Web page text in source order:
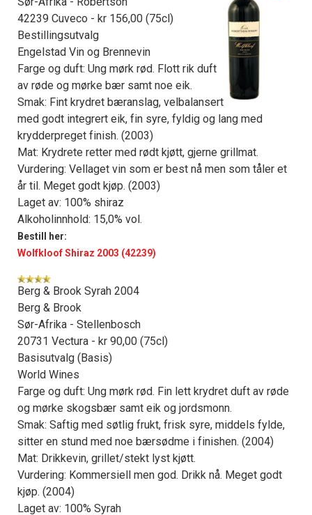
42239 Cuveco - kr 156,00 (75cl)
Bestillingsutvalg
Engelstad Vin og Brennevin
Farge og duft: Ung mørk rød. Flott rik duft
av røde og mørke bær samt noe eik.
Smak: Fint krydret bæranslag, velbalansert
med godt integrert eik, fin syre, fyldig og lang med
krydderpreget finish. (2003)
Mat: Krydrete retter med rødt kjøtt, gjerne grillmat.
Vurdering: Vellaget vin som er best nå men som tåler et
år til. Meget godt kjøp. (2003)
Laget av: 100% shiraz
Alkoholinnhold: 15,0% vol.
Bestill her:
Wolfkloof Shiraz 2003 (42239)
Berg & Brook Syrah 2004
Berg & Brook
Sør-Afrika - Stellenbosch
20731 Vectura - kr 90,00 (75cl)
Basisutvalg (Basis)
World Wines
Farge og duft: Ung mørk rød. Fin lett krydret duft av røde
og mørke skogsbær samt eik og jordsmonn.
Smak: Saftig med søtlig frukt, frisk syre, middels fylde,
sitter en stund med noe bærsødme i finishen. (2004)
Mat: Drikkevin, grillet/stekt lyst kjøtt.
Vurdering: Kommersiell men god. Drikk nå. Meget godt
kjøp. (2004)
Laget av: 100% Syrah